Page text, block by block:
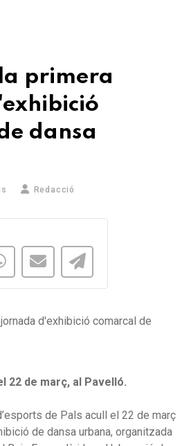
primera
dansa
Redacció
22 de març, al Pavelló.
de Pals acull el 22 de març
de dansa urbana, organitzada